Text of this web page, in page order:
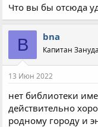
Что вы бы отсюда
B bna
Капитан Зануда
13 Июн 2022
нет библиотеки
действительно
родному городу и